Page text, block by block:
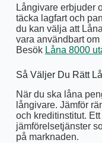
Långivare erbjuder
täcka lagfart och
du kan välja att
vara användbart
Besök Låna 8000
Så Väljer Du Rätt
När du ska låna
långivare. Jämför
och kreditinstitut.
jämförelsetjänster
på marknaden.